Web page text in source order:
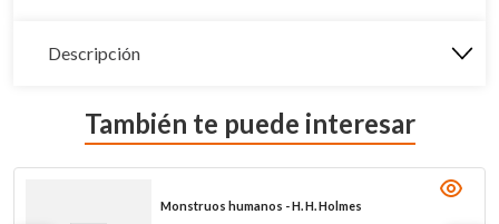
Descripción
También te puede interesar
Monstruos humanos - H. H. Holmes